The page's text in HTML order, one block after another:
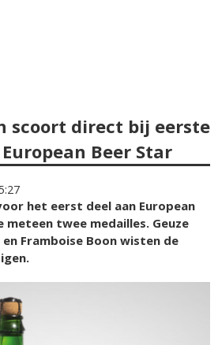
scoort direct bij eerste
Beer Star
het eerst deel aan European
meteen twee medailles. Geuze
Framboise Boon wisten de